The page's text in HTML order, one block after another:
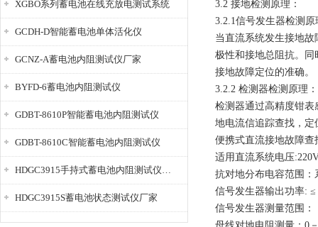
XGBO系列蓄电池在线充放电测试系统
GCDH-D智能蓄电池单体活化仪
GCNZ-A蓄电池内阻测试仪厂家
BYFD-6蓄电池内阻测试仪
GDBT-8610P智能蓄电池内阻测试仪
GDBT-8610C智能蓄电池内阻测试仪
HDGC3915手持式蓄电池内阻测试仪厂家
HDGC3915S蓄电池状态测试仪厂家
3.2 接地检测原理：
3.2.1信号发生器检测原
当直流系统发生接地
极性和接地总阻抗。
接地故障定位的准确。
3.2.2 检测器检测原理：
检测器通过高精度钳
地电流信追踪查找，定
便携式直流接地故障查
适用直流系统电压
抗对地分布电容范围：
信号发生器输出功率: ≤
信号发生器测量范围：